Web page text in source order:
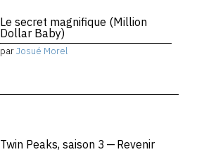
Le secret magnifique (Million
Dollar Baby)
parJosué Morel
Twin Peaks, saison 3 — Revenir